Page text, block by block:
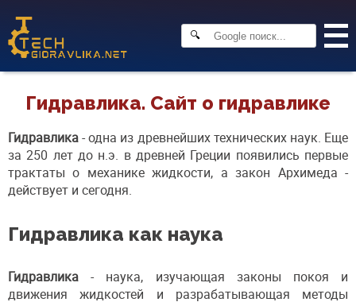
🔍
Гидравлика. Сайт о гидравлике
Гидравлика- одна из древнейших технических наук. Еще
за 250 лет до н.э. в древней Греции появились первые
трактаты о механике жидкости, а закон Архимеда -
действует и сегодня.
Гидравлика как наука
Гидравлика - наука, изучающая законы покоя и
движения жидкостей и разрабатывающая методы